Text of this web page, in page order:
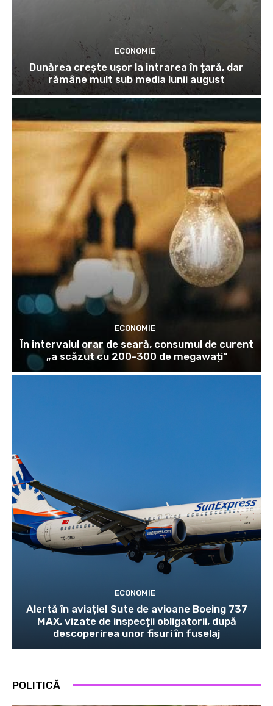
ECONOMIE
Dunărea crește ușor la intrarea în țară, dar
rămâne mult sub media lunii august
ECONOMIE
În intervalul orar de seară, consumul de curent
„a scăzut cu 200-300 de megawați”
ECONOMIE
Alertă în aviație! Sute de avioane Boeing 737
MAX, vizate de inspecții obligatorii, după
descoperirea unor fisuri în fuselaj
POLITICĂ